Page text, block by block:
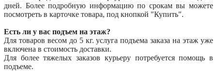
дней. Более подробную информацию по срокам вы можете
посмотреть в карточке товара, под кнопкой "Купить".
Есть ли у вас подъем на этаж?
Для товаров весом до 5 кг. услуга подъема заказа на этаж уже
включена в стоимость доставки.
Для более тяжелых заказов курьеру потребуется помощь в
подъеме.